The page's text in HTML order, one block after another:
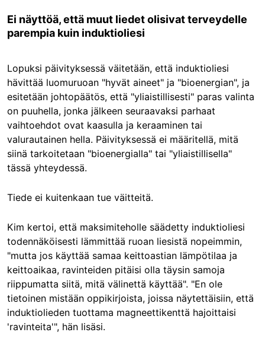
Ei näyttöä, että muut liedet olisivat terveydelle
parempia kuin induktioliesi
Lopuksi päivityksessä väitetään, että induktioliesi
hävittää luomuruoan "hyvät aineet" ja "bioenergian", ja
esitetään johtopäätös, että "yliaistillisesti" paras valinta
on puuhella, jonka jälkeen seuraavaksi parhaat
vaihtoehdot ovat kaasulla ja keraaminen tai
valurautainen hella. Päivityksessä ei määritellä, mitä
siinä tarkoitetaan "bioenergialla" tai "yliaistillisella"
tässä yhteydessä.
Tiede ei kuitenkaan tue väitteitä.
Kim kertoi, että maksimiteholle säädetty induktioliesi
todennäköisesti lämmittää ruoan liesistä nopeimmin,
"mutta jos käyttää samaa keittoastian lämpötilaa ja
keittoaikaa, ravinteiden pitäisi olla täysin samoja
riippumatta siitä, mitä välinettä käyttää". "En ole
tietoinen mistään oppikirjoista, joissa näytettäisiin, että
induktiolieden tuottama magneettikenttä hajoittaisi
'ravinteita'", hän lisäsi.